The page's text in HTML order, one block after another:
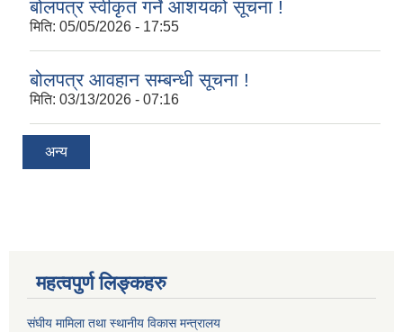
बोलपत्र स्वीकृत गर्ने आशयको सूचना !
मिति: 05/05/2026 - 17:55
बोलपत्र आवहान सम्बन्धी सूचना !
मिति: 03/13/2026 - 07:16
अन्य
महत्वपुर्ण लिङ्कहरु
संघीय मामिला तथा स्थानीय विकास मन्त्रालय